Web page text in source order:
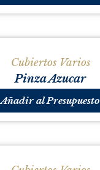
Cubiertos Varios
Pinza Azucar
Añadir al Presupuesto